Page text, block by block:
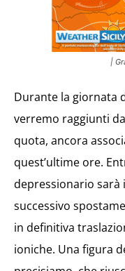
|
Durante la giornata
verremo raggiunti
quota, ancora
quest’ultime ore.
depressionario sarà
successivo
in definitiva
ioniche. Una figura